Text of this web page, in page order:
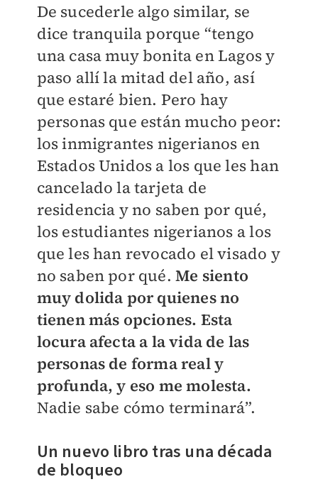
De sucederle algo similar, se
dice tranquila porque “tengo
una casa muy bonita en Lagos y
paso allí la mitad del año, así
que estaré bien. Pero hay
personas que están mucho peor:
los inmigrantes nigerianos en
Estados Unidos a los que les han
cancelado la tarjeta de
residencia y no saben por qué,
los estudiantes nigerianos a los
que les han revocado el visado y
no saben por qué.Me siento
muy dolida por quienes no
tienen más opciones. Esta
locura afecta a la vida de las
personas de forma real y
profunda, y eso me molesta.
Nadie sabe cómo terminará”.
Un nuevo libro tras una década
de bloqueo